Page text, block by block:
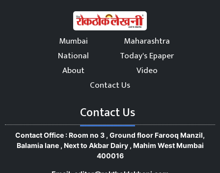
Mumbai
Maharashtra
National
Today's Epaper
About
Video
Contact Us
Contact Us
Contact Office : Room no 3 , Ground floor Farooq Manzil,
Balamia lane , Next to Akbar Dairy , Mahim West Mumbai
400016